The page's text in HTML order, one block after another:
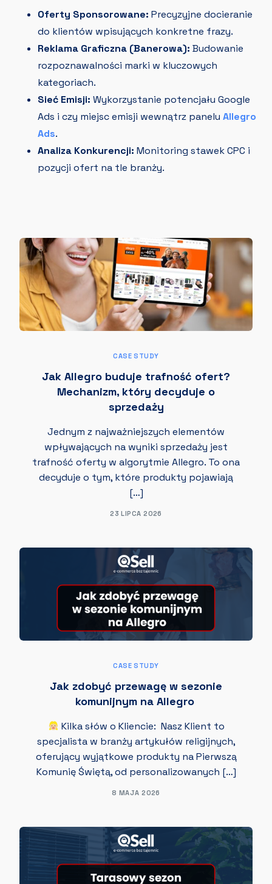
Oferty Sponsorowane: Precyzyjne docieranie
do klientów wpisujących konkretne frazy.
Reklama Graficzna (Banerowa): Budowanie
rozpoznawalności marki w kluczowych
kategoriach.
Sieć Emisji: Wykorzystanie potencjału Google
Ads i czy miejsc emisji wewnątrz panelu Allegro
Ads.
Analiza Konkurencji: Monitoring stawek CPC i
pozycji ofert na tle branży.
CASE STUDY
Jak Allegro buduje trafność ofert?
Mechanizm, który decyduje o
sprzedaży
Jednym z najważniejszych elementów
wpływających na wyniki sprzedaży jest
trafność oferty w algorytmie Allegro. To ona
decyduje o tym, które produkty pojawiają
[…]
23 LIPCA 2026
CASE STUDY
Jak zdobyć przewagę w sezonie
komunijnym na Allegro
Kilka słów o Kliencie: Nasz Klient to
specjalista w branży artykułów religijnych,
oferujący wyjątkowe produkty na Pierwszą
Komunię Świętą, od personalizowanych […]
8 MAJA 2026